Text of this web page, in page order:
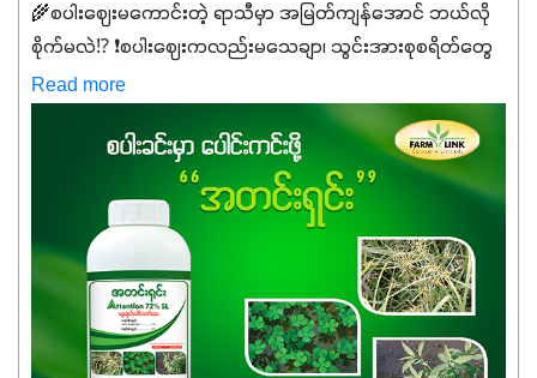
🌾စပါးဈေးမကောင်းတဲ့ ရာသီမှာ အမြတ်ကျန်အောင် ဘယ်လို
စိုက်မလဲ⁉️ ❗စပါးဈေးကလည်းမသေချာ၊ သွင်းအားစုစရိတ်တွေ
ကလည်း တက်နေတဲ့ဒီလိုအချိန်မှာ သွင်းအားစုဖိုးကို လျှော့ချပြီး
အထွက်နှုန်းကို ထိန်းထားနိုင်မှ ဦးကြီးတို့ အဆင်ပြေမှာနော် ✔️ဒါ
ကြောင့် ကိုယ်သုံးသမျှ ကိုယ့်အတွက်အကျိုးရစေမယ့်
အရည်အသွေးစိတ်ချရတဲ့ သွင်းအားစုပစ္စည်းတွေကိုပဲ ရွေးချယ်
သုံးသင့်ပါတယ်။
Read more